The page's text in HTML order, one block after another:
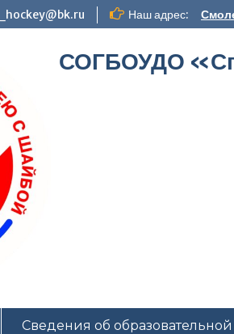
Наш адрес:
СОГБОУДО
Сведения об